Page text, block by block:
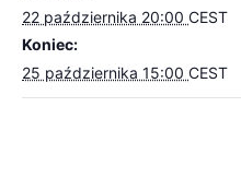
22 października 20:00 CEST
Koniec:
25 października 15:00 CEST